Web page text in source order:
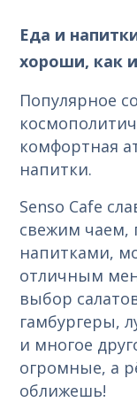
Еда и
хороши, как
Популярное
комфортная
напитки.
Senso Cafe
свежим чаем,
напитками,
отличным
выбор
гамбургеры,
и многое
огромные, а
оближешь!